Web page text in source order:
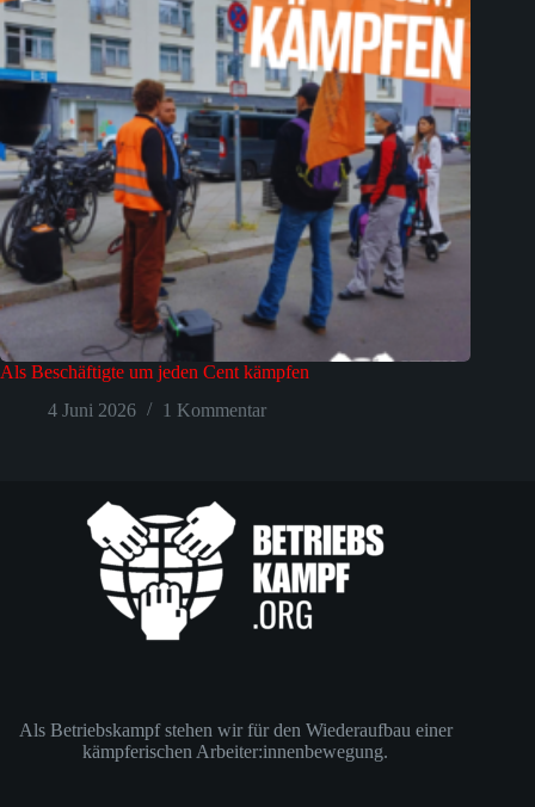
Als Beschäftigte um jeden Cent kämpfen
4 Juni 2026
1 Kommentar
Als Betriebskampf stehen wir für den Wiederaufbau einer
kämpferischen Arbeiter:innenbewegung.